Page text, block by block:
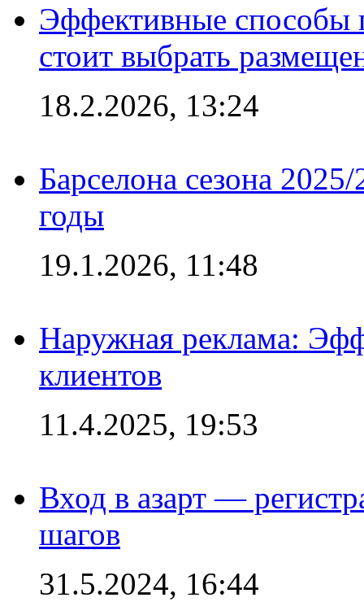
Эффективные способы
стоит выбрать
18.2.2026, 13:24
Барселона сезона
годы
19.1.2026, 11:48
Наружная реклама:
клиентов
11.4.2025, 19:53
Вход в азарт —
шагов
31.5.2024, 16:44